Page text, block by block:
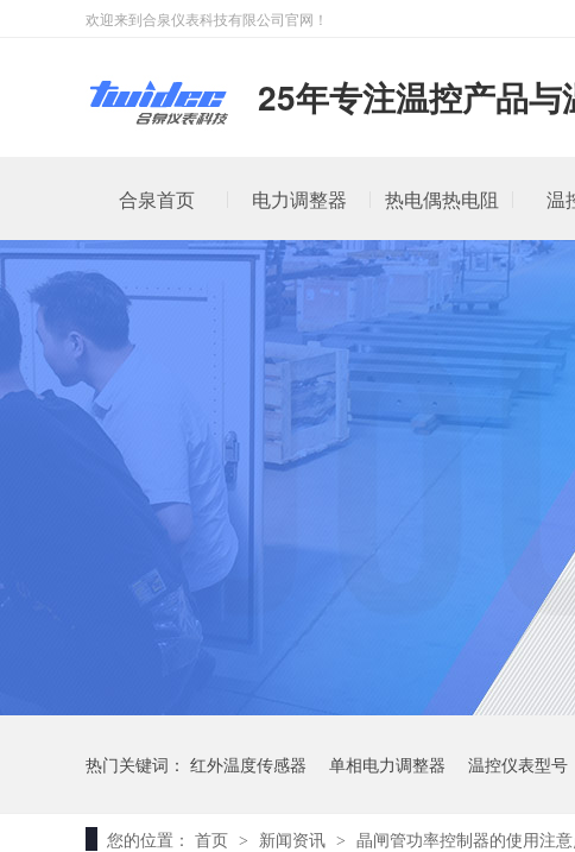
欢迎来到合泉仪表科技有限公司官网！
25年专注温控产品
合泉首页 电力调整器 热电偶热电阻 温
热门关键词： 红外温度传感器 单相电力调整器 温控仪表型号
您的位置： 首页 > 新闻资讯 > 晶闸管功率控制器的使用注